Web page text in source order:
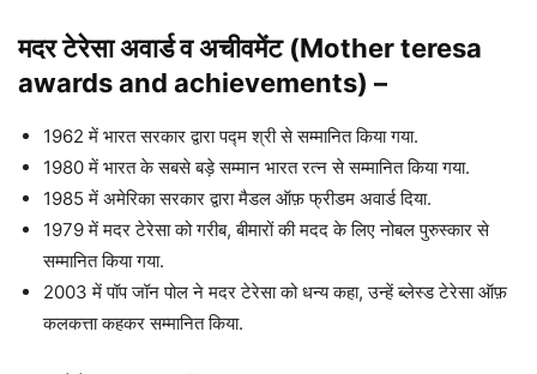
मदर टेरेसा अवार्ड व अचीवमेंट (Mother teresa
awards and achievements) –
1962 में भारत सरकार द्वारा पद्म श्री से सम्मानित किया गया.
1980 में भारत के सबसे बड़े सम्मान भारत रत्न से सम्मानित किया गया.
1985 में अमेरिका सरकार द्वारा मैडल ऑफ़ फ्रीडम अवार्ड दिया.
1979 में मदर टेरेसा को गरीब, बीमारों की मदद के लिए नोबल पुरुस्कार से
सम्मानित किया गया.
2003 में पॉप जॉन पोल ने मदर टेरेसा को धन्य कहा, उन्हें ब्लेस्ड टेरेसा ऑफ़
कलकत्ता कहकर सम्मानित किया.